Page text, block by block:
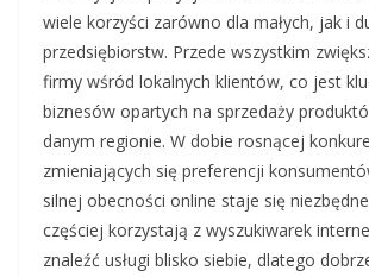
wiele korzyści zarówno dla małych, jak i
przedsiębiorstw. Przede wszystkim
firmy wśród lokalnych klientów, co jest
biznesów opartych na sprzedaży
danym regionie. W dobie rosnącej
zmieniających się preferencji
silnej obecności online staje się
częściej korzystają z wyszukiwarek
znaleźć usługi blisko siebie, dlatego